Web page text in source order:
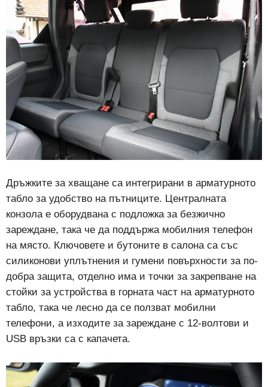
Дръжките за хващане са интегрирани в арматурното
табло за удобство на пътниците. Централната
конзола е оборудвана с подложка за безжично
зареждане, така че да поддържа мобилния телефон
на място. Ключовете и бутоните в салона са със
силиконови уплътнения и гумени повърхности за по-
добра защита, отделно има и точки за закрепване на
стойки за устройства в горната част на арматурното
табло, така че лесно да се ползват мобилни
телефони, а изходите за зареждане с 12-волтови и
USB връзки са с капачета.